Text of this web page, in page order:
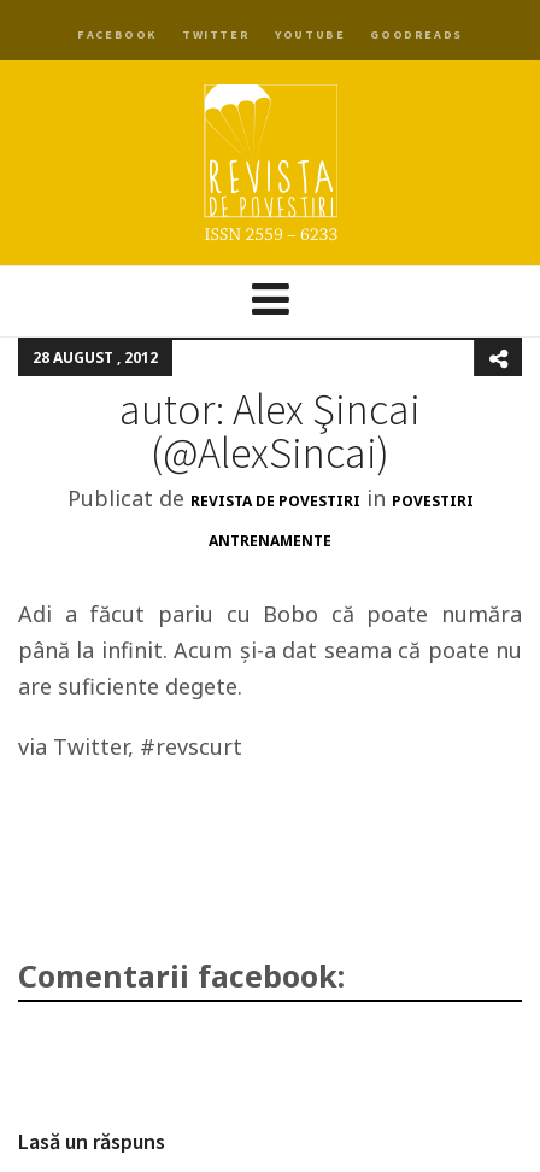
FACEBOOK TWITTER YOUTUBE GOODREADS
28 AUGUST , 2012
autor: Alex Şincai
(@AlexSincai)
Publicat de REVISTA DE POVESTIRI in POVESTIRI
ANTRENAMENTE
Adi a făcut pariu cu Bobo că poate număra
până la infinit. Acum şi-a dat seama că poate nu
are suficiente degete.
via Twitter, #revscurt
Comentarii facebook:
Lasă un răspuns